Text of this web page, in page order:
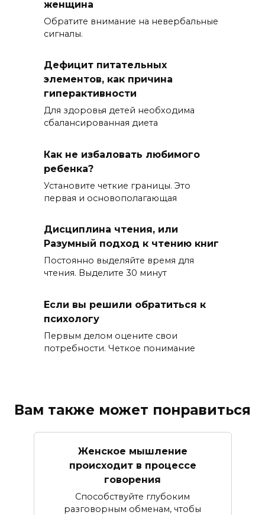
женщина
Обратите внимание на невербальные
сигналы.
Дефицит питательных
элементов, как причина
гиперактивности
Для здоровья детей необходима
сбалансированная диета
Как не избаловать любимого
ребенка?
Установите четкие границы. Это
первая и основополагающая
Дисциплина чтения, или
Разумный подход к чтению книг
Постоянно выделяйте время для
чтения. Выделите 30 минут
Если вы решили обратиться к
психологу
Первым делом оцените свои
потребности. Четкое понимание
Вам также может понравиться
Женское мышление
происходит в процессе
говорения
Способствуйте глубоким
разговорным обменам, чтобы